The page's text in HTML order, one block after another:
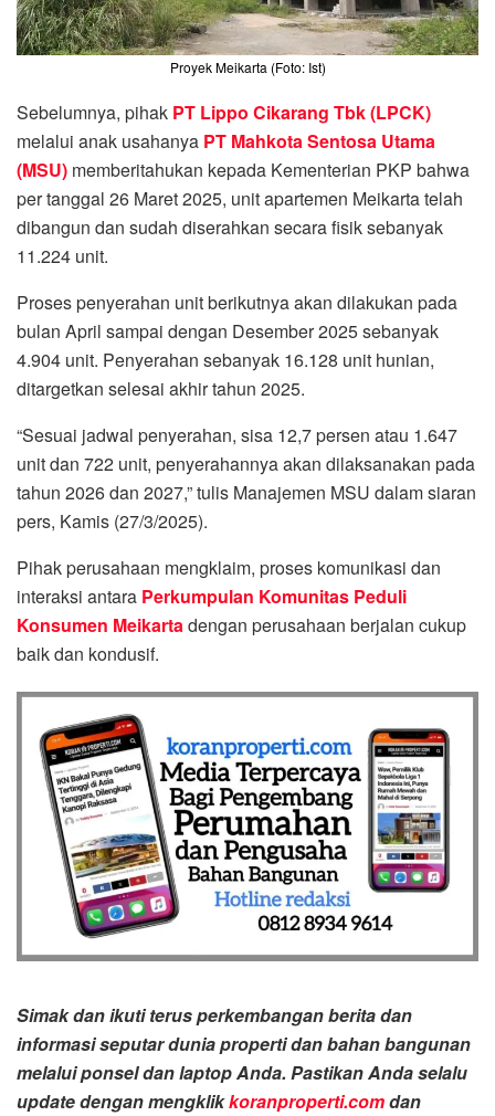
Proyek Meikarta (Foto: Ist)
Sebelumnya, pihak PT Lippo Cikarang Tbk (LPCK)
melalui anak usahanya PT Mahkota Sentosa Utama
(MSU) memberitahukan kepada Kementerian PKP bahwa
per tanggal 26 Maret 2025, unit apartemen Meikarta telah
dibangun dan sudah diserahkan secara fisik sebanyak
11.224 unit.
Proses penyerahan unit berikutnya akan dilakukan pada
bulan April sampai dengan Desember 2025 sebanyak
4.904 unit. Penyerahan sebanyak 16.128 unit hunian,
ditargetkan selesai akhir tahun 2025.
“Sesuai jadwal penyerahan, sisa 12,7 persen atau 1.647
unit dan 722 unit, penyerahannya akan dilaksanakan pada
tahun 2026 dan 2027,” tulis Manajemen MSU dalam siaran
pers, Kamis (27/3/2025).
Pihak perusahaan mengklaim, proses komunikasi dan
interaksi antara Perkumpulan Komunitas Peduli
Konsumen Meikartadengan perusahaan berjalan cukup
baik dan kondusif.
Simak dan ikuti terus perkembangan berita dan
informasi seputar dunia properti dan bahan bangunan
melalui ponsel dan laptop Anda. Pastikan Anda selalu
update dengan mengklikkoranproperti.comdan